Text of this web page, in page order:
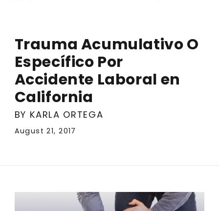
Trauma Acumulativo O
Específico Por
Accidente Laboral en
California
BY KARLA ORTEGA
August 21, 2017